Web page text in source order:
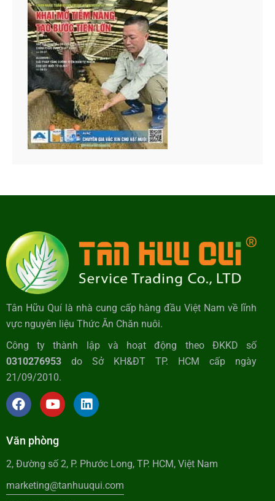
Tân Hữu Quí là nhà cung cấp hàng đầu Việt Nam về lĩnh
vực nguyên liệu Thức Ăn Chăn nuôi.
Công ty thành lập và hoạt động theo ĐKKD số
0310276953 do Sở KH&ĐT TP. HCM cấp ngày
21/09/2010.
Văn phòng
2, Đường số 2, P. Phước Long, TP. HCM, Việt Nam
marketing@tanhuuqui.com